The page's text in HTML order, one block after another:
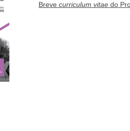
Breve curriculum vitae do